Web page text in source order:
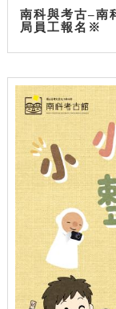
南科與考古–南
局員工報名※